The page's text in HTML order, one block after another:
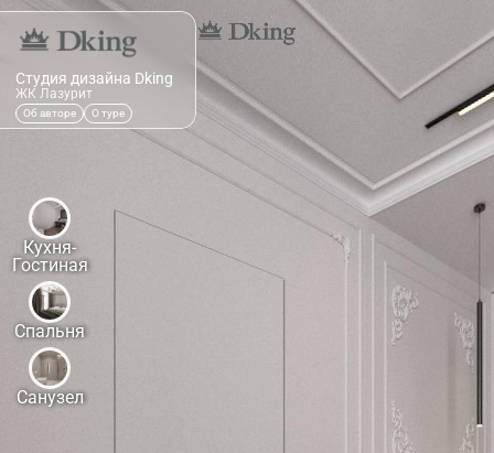
Студия дизайна Dking
ЖК Лазурит
Об авторе О туре
Кухня-
Гостиная
Спальня
Санузел